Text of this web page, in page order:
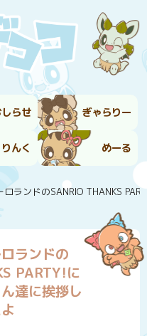
らせ ぎゃらりー
りんく めーる
ロランドのSANRIO THANKS
ランドの
PARTY!に
達に挨拶し